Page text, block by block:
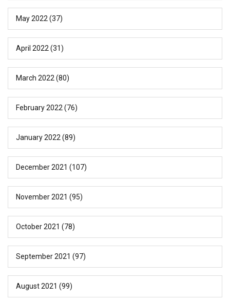
May 2022 (37)
April 2022 (31)
March 2022 (80)
February 2022 (76)
January 2022 (89)
December 2021 (107)
November 2021 (95)
October 2021 (78)
September 2021 (97)
August 2021 (99)